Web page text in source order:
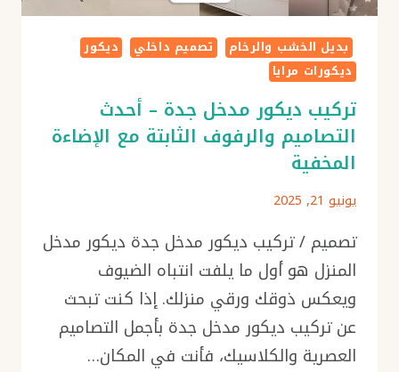
بديل الخشب والرخام تصميم داخلي
ديكور
ديكورات مرايا
تركيب ديكور مدخل جدة – أحدث
التصاميم والرفوف الثابتة مع الإضاءة
المخفية
يونيو 21, 2025
تصميم / تركيب ديكور مدخل جدة ديكور مدخل
المنزل هو أول ما يلفت انتباه الضيوف
ويعكس ذوقك ورقي منزلك. إذا كنت تبحث
عن تركيب ديكور مدخل جدة بأجمل التصاميم
العصرية والكلاسيك، فأنت في المكان…